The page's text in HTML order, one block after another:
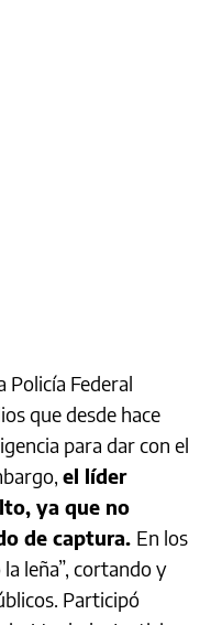
Policía Federal
que desde hace
para dar con el
el líder
ya que no
de captura. En los
leña”, cortando y
Participó